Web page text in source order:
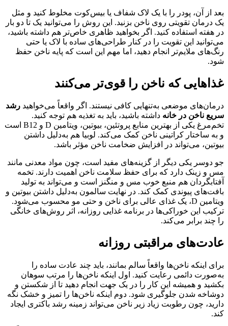
بعد از آن، پودر را با یک لاک شفاف یا بیس‌کوت مخلوط کنید و مثل
یک درمان تقویتی روی ناخن بزنید. این روش را می‌توانید یک تا دو بار
در هفته استفاده کنید. اگر بخواهید ظاهری خاص‌تر هم داشته باشید،
می‌توانید این تقویت را در کنار طراحی‌های ساده با لاک یا حتی
رنگ‌های ملایم‌تر انجام دهید، اما مهم این است که پایه ناخن حفظ
شود.
غذاهایی که ناخن را قوی‌تر می‌کنند
درمان‌های موضعی به‌تنهایی کافی نیستند. اگر واقعاً می‌خواهید رشد
سریع ناخن در خانه داشته باشید، باید به تغذیه هم توجه کنید.
تخم‌مرغ یکی از بهترین منابع پروتئین، بیوتین، ویتامین D و B12 است
و به ساختار کراتینی ناخن کمک می‌کند. لوبیا هم به‌دلیل داشتن
بیوتین، می‌تواند در افزایش ضخامت ناخن مؤثر باشد.
جو دوسر یکی دیگر از گزینه‌های مفید است، چون مواد معدنی مانند
مس و زینک دارد که برای حفظ سلامت ناخن اهمیت دارند. تخمه
آفتابگردان هم منبع خوب مس و منگنز است و می‌تواند به تولید
بافت‌های پیوندی کمک کند. در نهایت سالمون به‌دلیل داشتن بیوتین و
ویتامین D، یک غذای عالی برای ناخن و حتی مو محسوب می‌شود.
ترکیب این خوراکی‌ها در برنامه غذایی روزانه، اثر روش‌های خانگی
را چند برابر می‌کند.
عادت‌های مراقبتی روزانه
برای اینکه ناخن‌ها واقعاً سالم بمانند، باید چند عادت ساده را
به‌صورت دائمی رعایت کنید. اول اینکه ناخن‌ها را مرتب سوهان
بکشید و همیشه این کار را در یک جهت انجام دهید تا از شکستن و
دوشاخه شدن جلوگیری شود. دوم اینکه ناخن‌ها را تمیز و خشک نگه
دارید، چون رطوبت زیاد زیر ناخن می‌تواند زمینه رشد باکتری ایجاد
کند.